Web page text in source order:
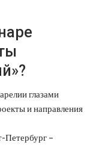
глазами
и направления
Петербург –